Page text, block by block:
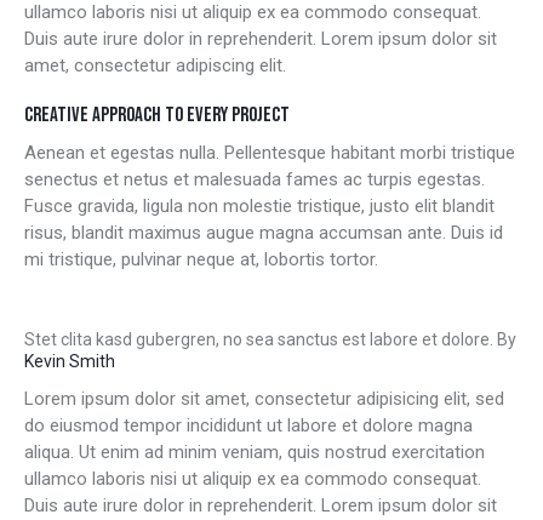
ullamco laboris nisi ut aliquip ex ea commodo consequat.
Duis aute irure dolor in reprehenderit. Lorem ipsum dolor sit
amet, consectetur adipiscing elit.
CREATIVE APPROACH TO EVERY PROJECT
Aenean et egestas nulla. Pellentesque habitant morbi tristique
senectus et netus et malesuada fames ac turpis egestas.
Fusce gravida, ligula non molestie tristique, justo elit blandit
risus, blandit maximus augue magna accumsan ante. Duis id
mi tristique, pulvinar neque at, lobortis tortor.
Stet clita kasd gubergren, no sea sanctus est labore et dolore. By
Kevin Smith
Lorem ipsum dolor sit amet, consectetur adipisicing elit, sed
do eiusmod tempor incididunt ut labore et dolore magna
aliqua. Ut enim ad minim veniam, quis nostrud exercitation
ullamco laboris nisi ut aliquip ex ea commodo consequat.
Duis aute irure dolor in reprehenderit. Lorem ipsum dolor sit